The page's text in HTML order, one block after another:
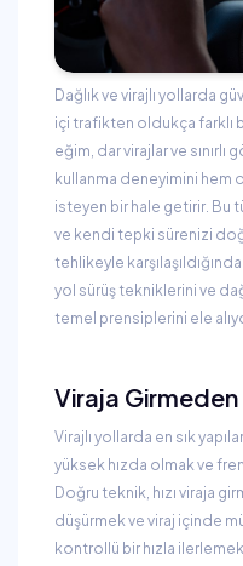
Dağlık ve virajlı yollarda
içi trafikten oldukça farklı
eğim, dar virajlar ve
kullanma deneyimini hem
isteyen bir hale getirir. Bu
ve kendi tepki sürenizi
tehlikeyle
yol sürüş tekniklerini ve
temel prensiplerini ele
Viraja Girmeden
Virajlı yollarda en sık
yüksek hızda olmak ve
Doğru teknik, hızı viraja
düşürmek ve viraj içinde
kontrollü bir hızla